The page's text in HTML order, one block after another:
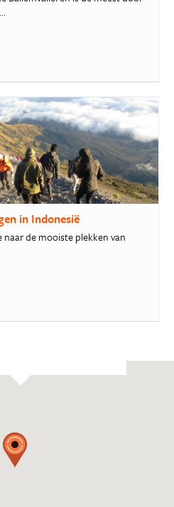
in Indonesië
naar de mooiste plekken van